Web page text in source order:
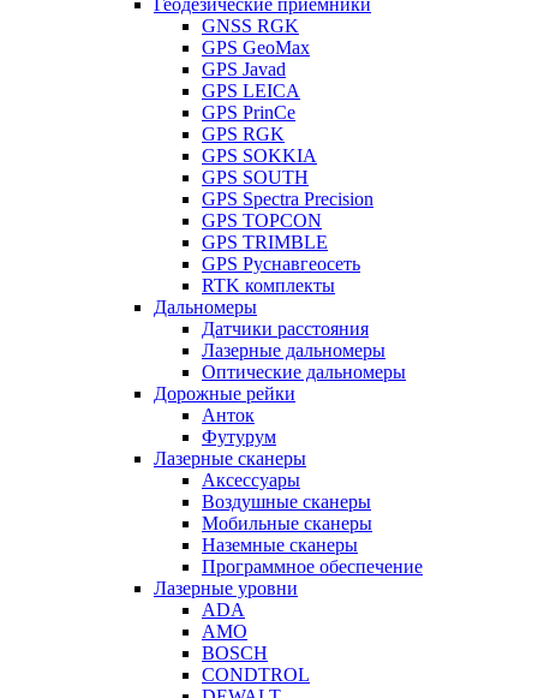
Геодезические приемники
GNSS RGK
GPS GeoMax
GPS Javad
GPS LEICA
GPS PrinCe
GPS RGK
GPS SOKKIA
GPS SOUTH
GPS Spectra Precision
GPS TOPCON
GPS TRIMBLE
GPS Руснавгеосеть
RTK комплекты
Дальномеры
Датчики расстояния
Лазерные дальномеры
Оптические дальномеры
Дорожные рейки
Анток
Футурум
Лазерные сканеры
Аксессуары
Воздушные сканеры
Мобильные сканеры
Наземные сканеры
Программное обеспечение
Лазерные уровни
ADA
AMO
BOSCH
CONDTROL